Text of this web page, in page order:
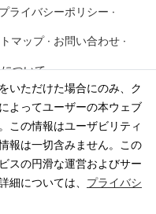
いただけた場合にのみ、ク
よってユーザーの本ウェブ
この情報はユーザビリティ
報は一切含みません。この
スの円滑な運営およびサー
細については、 プライバシ
プライバシーポリシー ·
マップ · お問い合わせ ·
ついて
本市場規模協会